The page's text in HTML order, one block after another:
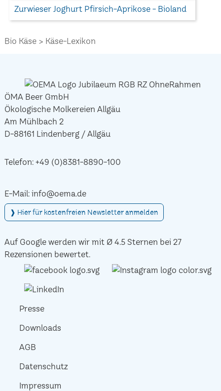
Zurwieser Joghurt Pfirsich-Aprikose - Bioland
Bio Käse Käse-Lexikon
ÖMA Beer GmbH
Ökologische Molkereien Allgäu
Am Mühlbach 2
D-88161 Lindenberg / Allgäu
Telefon: +49 (0)8381-8890-100
E-Mail: info@oema.de
❱ Hier für kostenfreien Newsletter anmelden
Auf Google werden wir mit Ø 4.5 Sternen bei 27
Rezensionen bewertet.
Presse
Downloads
AGB
Datenschutz
Impressum